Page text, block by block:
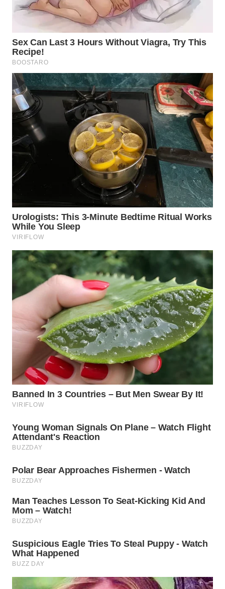
WN
TAPANULI
WN
SAMOSIR
WN
PADANG
LAWAS
WN
SUMEDANG
WN
KEPULAUAN
SERIBU
WN
TANGERANG
WN
WN
CIREBON
WN
INDRAMAYU
WN
WN
WN
WN
WN
PURWAKARTA